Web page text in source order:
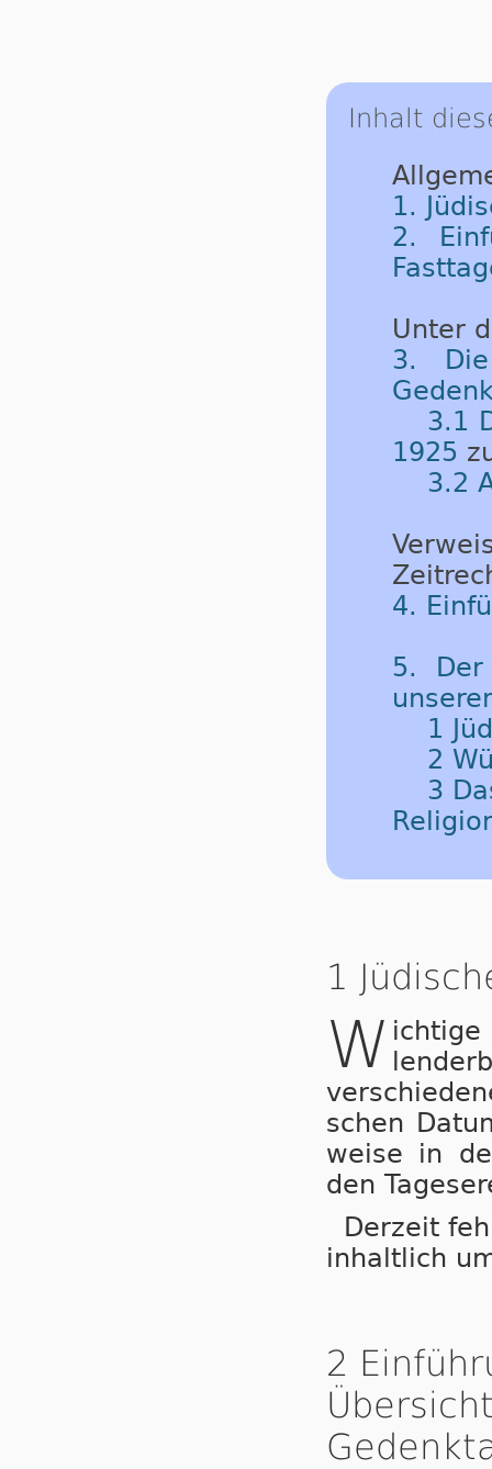
Inhalt
1.
2.
Unter
3.
3.1
1925
3.2
4.
5. Der
1
2
3
1
W
schen
wei­se in
den
Der­zeit
in­halt­lich
2